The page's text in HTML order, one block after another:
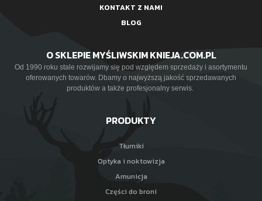
KONTAKT Z NAMI
BLOG
O SKLEPIE MYŚLIWSKIM KNIEJA.COM.PL
Od 1990 roku stale rozwijamy się pod względem sprzedaży i asortymentu
oferowanych towarów. Dbamy o najwyższą jakość sprzedawanych
produktów a także profesjonalny serwis.
PRODUKTY
Tłumiki
Optyka i noktowizja
Amunicja
Części do broni